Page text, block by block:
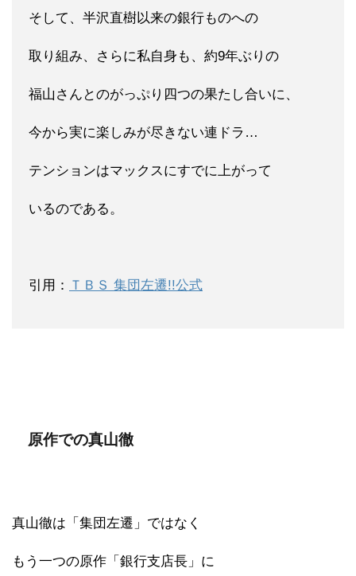
そして、半沢直樹以来の銀行ものへの
取り組み、さらに私自身も、約9年ぶりの
福山さんとのがっぷり四つの果たし合いに、
今から実に楽しみが尽きない連ドラ…
テンションはマックスにすでに上がって
いるのである。
引用： ＴＢＳ 集団左遷!!公式
原作での真山徹
真山徹は「集団左遷」ではなく
もう一つの原作「銀行支店長」に